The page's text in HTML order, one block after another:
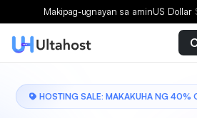
Makipag-ugnayan sa aminUS Dollar
HOSTING SALE: MAKAKUHA NG 40%